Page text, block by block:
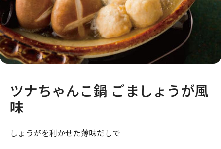
ツナちゃんこ鍋 ごましょうが風
味
しょうがを利かせた薄味だしで